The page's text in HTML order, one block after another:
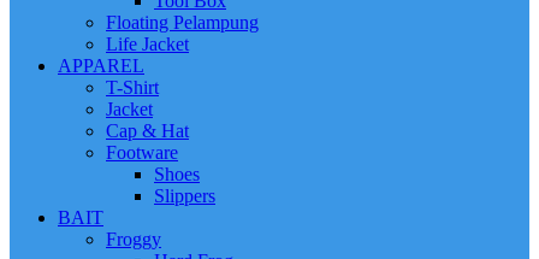
Floating Pelampung
Life Jacket
APPAREL
T-Shirt
Jacket
Cap & Hat
Footware
Shoes
Slippers
BAIT
Froggy